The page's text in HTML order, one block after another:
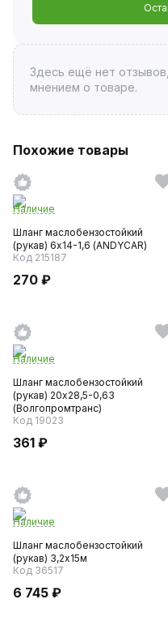
Здесь ещё нет
мнением о товаре.
Похожие товары
Наличие
Шланг маслобензостойкий
(рукав) 6х14-1,6 (ANDYCAR)
Код 215187
270 ₽
Наличие
Шланг маслобензостойкий
(рукав) 20х28,5-0,63
(Волгопромтранс)
Код 19023
361 ₽
Наличие
Шланг маслобензостойкий
(рукав) 3,2х15м
Код 36517
6 745 ₽